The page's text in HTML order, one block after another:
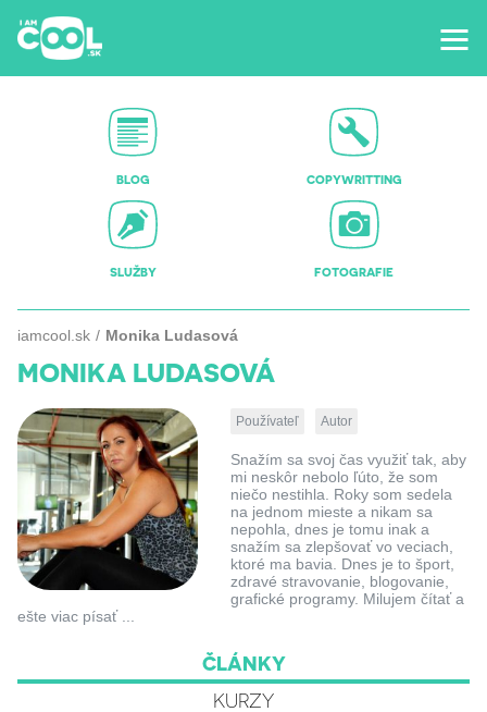
BLOG COPYWRITTING
SLUŽBY FOTOGRAFIE
iamcool.sk Monika Ludasová
MONIKA LUDASOVÁ
Používateľ Autor
Snažím sa svoj čas využiť tak, aby
mi neskôr nebolo ľúto, že som
niečo nestihla. Roky som sedela
na jednom mieste a nikam sa
nepohla, dnes je tomu inak a
snažím sa zlepšovať vo veciach,
ktoré ma bavia. Dnes je to šport,
zdravé stravovanie, blogovanie,
grafické programy. Milujem čítať a
ešte viac písať ...
ČLÁNKY
KURZY